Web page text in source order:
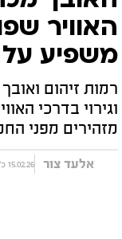
האוויר
משפיע על
רמות זיהום
וגירוי בדרכי
מזהירים מפני
אלעד צור 15.02.26 כ"ח שבט התשפ"ו